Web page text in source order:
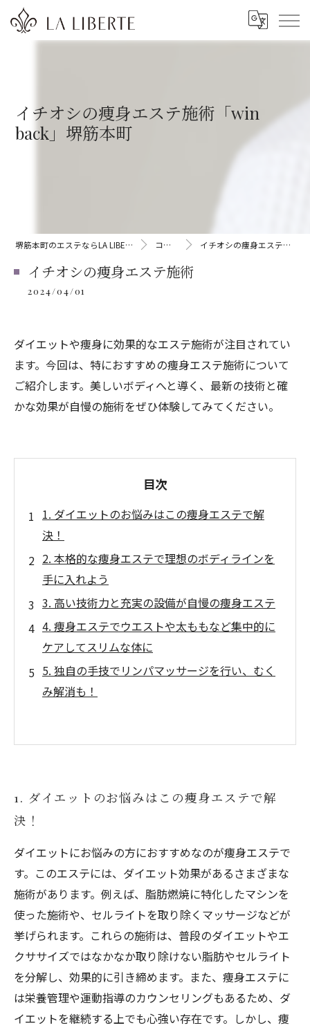
イチオシの痩身エステ施術「win
back」堺筋本町
堺筋本町のエステならLA LIBERTE コラム イチオシの痩身エステ施術
イチオシの痩身エステ施術
2024/04/01
ダイエットや痩身に効果的なエステ施術が注目されてい
ます。今回は、特におすすめの痩身エステ施術について
ご紹介します。美しいボディへと導く、最新の技術と確
かな効果が自慢の施術をぜひ体験してみてください。
目次
1. ダイエットのお悩みはこの痩身エステで解
決！
2. 本格的な痩身エステで理想のボディラインを
手に入れよう
3. 高い技術力と充実の設備が自慢の痩身エステ
4. 痩身エステでウエストや太ももなど集中的に
ケアしてスリムな体に
5. 独自の手技でリンパマッサージを行い、むく
み解消も！
1. ダイエットのお悩みはこの痩身エステで解
決！
ダイエットにお悩みの方におすすめなのが痩身エステで
す。このエステには、ダイエット効果があるさまざまな
施術があります。例えば、脂肪燃焼に特化したマシンを
使った施術や、セルライトを取り除くマッサージなどが
挙げられます。これらの施術は、普段のダイエットやエ
クササイズではなかなか取り除けない脂肪やセルライト
を分解し、効果的に引き締めます。また、痩身エステに
は栄養管理や運動指導のカウンセリングもあるため、ダ
イエットを継続する上でも心強い存在です。しかし、痩